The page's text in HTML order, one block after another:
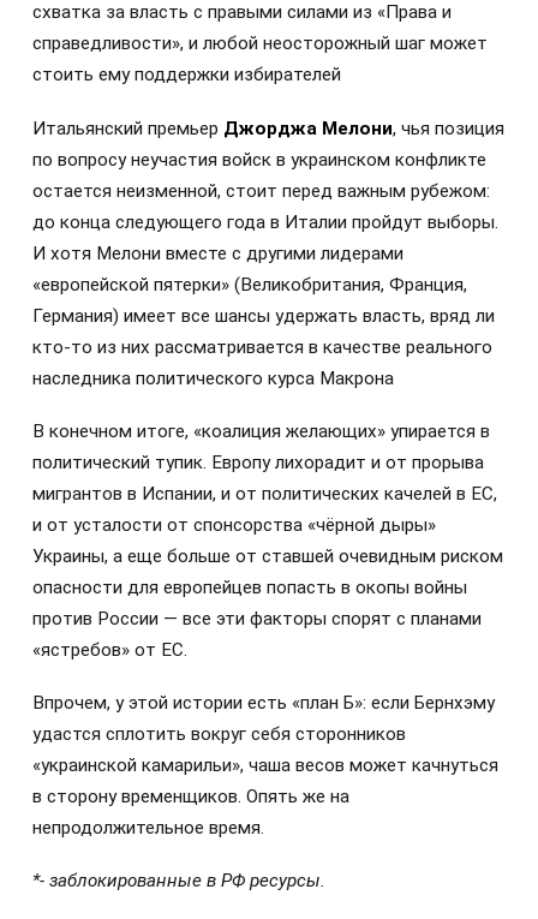
схватка за власть с правыми силами из «Права и
справедливости», и любой неосторожный шаг может
стоить ему поддержки избирателей
Итальянский премьер Джорджа Мелони, чья позиция
по вопросу неучастия войск в украинском конфликте
остается неизменной, стоит перед важным рубежом:
до конца следующего года в Италии пройдут выборы.
И хотя Мелони вместе с другими лидерами
«европейской пятерки» (Великобритания, Франция,
Германия) имеет все шансы удержать власть, вряд ли
кто-то из них рассматривается в качестве реального
наследника политического курса Макрона
В конечном итоге, «коалиция желающих» упирается в
политический тупик. Европу лихорадит и от прорыва
мигрантов в Испании, и от политических качелей в ЕС,
и от усталости от спонсорства «чёрной дыры»
Украины, а еще больше от ставшей очевидным риском
опасности для европейцев попасть в окопы войны
против России — все эти факторы спорят с планами
«ястребов» от ЕС.
Впрочем, у этой истории есть «план Б»: если Бернхэму
удастся сплотить вокруг себя сторонников
«украинской камарильи», чаша весов может качнуться
в сторону временщиков. Опять же на
непродолжительное время.
*- заблокированные в РФ ресурсы.